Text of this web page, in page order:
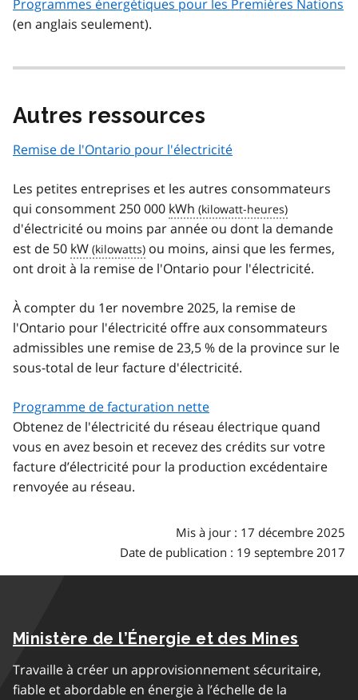
Programmes énergétiques pour les Premières Nations
(en anglais seulement).
Autres ressources
Remise de l'Ontario pour l'électricité
Les petites entreprises et les autres consommateurs
qui consomment 250 000 kWh
d'électricité ou moins par année ou dont la demande
est de 50 kW
ou moins, ainsi que les fermes,
ont droit à la remise de l'Ontario pour l'électricité.
À compter du 1er novembre 2025, la remise de
l'Ontario pour l'électricité offre aux consommateurs
admissibles une remise de 23,5 % de la province sur le
sous-total de leur facture d'électricité.
Programme de facturation nette
Obtenez de l'électricité du réseau électrique quand
vous en avez besoin et recevez des crédits sur votre
facture d’électricité pour la production excédentaire
renvoyée au réseau.
Mis à jour : 17 décembre 2025
Date de publication : 19 septembre 2017
Ministère de l’Énergie et des Mines
Travaille à créer un approvisionnement sécuritaire,
fiable et abordable en énergie à l’échelle de la